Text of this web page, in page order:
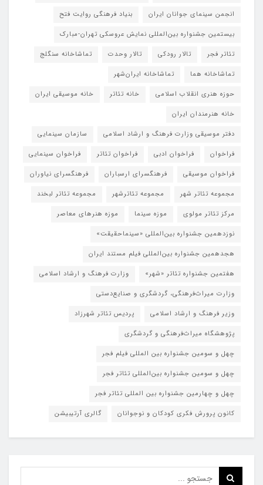
انجمن سینمای جوانان ایران
بنیاد فرهنگی روایت فتح
بیستمین جشنواره بین‌المللی نمایش عروسکی تهران-مبارک
تئاتر فجر
تالار رودکی تالار وحدت
تماشاخانه سنگلج
تماشاخانه هما
تماشاخانه‌ ایران‌شهر
حوزه هنری انقلاب اسلامی
خانه تئاتر
خانه موسیقی ایران
خانه هنرمندان ایران
دفتر موسیقی وزارت فرهنگ و ارشاد اسلامی
سازمان سینمایی
فراخوان
فراخوان ادبی فراخوان تئاتر
فراخوان سینمایی
فراخوان موسیقی
فرهنگسرای ارسباران
فرهنگسرای نیاوران
مجموعه تئاتر شهر
مجموعه تئاترشهر
مجموعه تئاتر لبخند
مرکز تئاتر مولوی
موزه سینما
موزه هنرهای معاصر
نوزدهمین جشنواره بین‌المللی «سینماحقیقت»
هجدهمین جشنواره بین‌المللی فیلم مستند ایران
هفتمین جشنواره تئاتر «شهر»
وزارت فرهنگ و ارشاد اسلامی
وزارت میراث‌فرهنگی، گردشگری و صنایع‌دستی
وزیر فرهنگ و ارشاد اسلامی
پردیس تئاتر شهرزاد
پژوهشگاه میراث‌فرهنگی و گردشگری
چهل و سومین جشنواره بین المللی فیلم فجر
چهل و سومین جشنواره بین‌المللی تئاتر فجر
چهل و چهارمین جشنواره بین المللی تئاتر فجر
کانون پرورش فکری کودکان و نوجوانان
گالری آرتیبیشن